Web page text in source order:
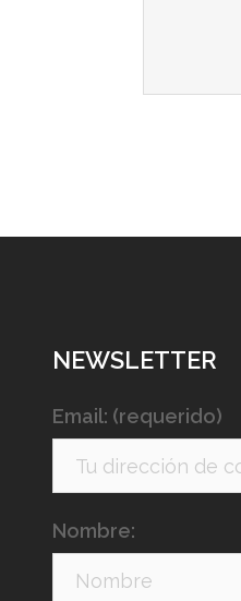
NEWSLETTER
Email: (requerido)
Nombre: